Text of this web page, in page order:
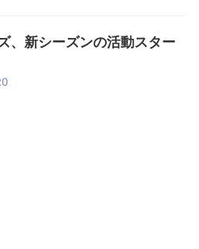
、新シーズンの活動スター